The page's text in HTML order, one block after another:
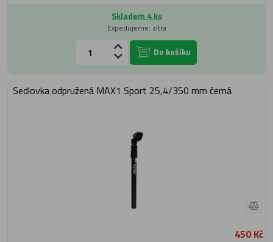
Skladem 4 ks
Expedujeme: zítra
Do košíku
Sedlovka odpružená MAX1 Sport 25,4/350 mm černá
450 Kč